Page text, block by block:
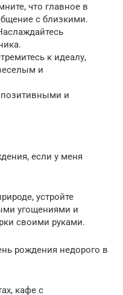
что главное в
с близкими.
к идеалу,
и
позитивными и
если у меня
устройте
угощениями и
своими руками.
рождения недорого в
кафе с